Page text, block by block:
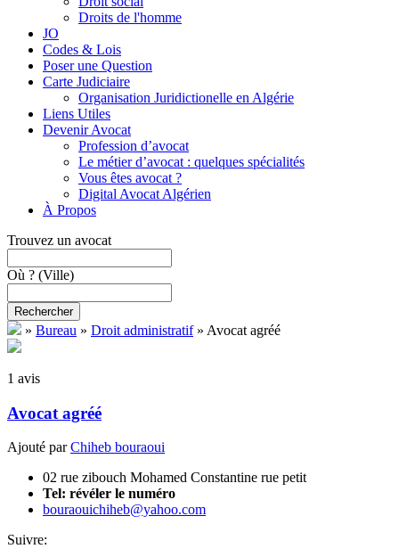
Droits de l'homme
JO
Codes & Lois
Poser une Question
Carte Judiciaire
Organisation Juridictionelle en Algérie
Liens Utiles
Devenir Avocat
Profession d’avocat
Le métier d’avocat : quelques spécialités
Vous êtes avocat ?
Digital Avocat Algérien
À Propos
Trouvez un avocat
Où ? (Ville)
Rechercher
» Bureau » Droit administratif » Avocat agréé
1 avis
Avocat agréé
Ajouté parChiheb bouraoui
02 rue zibouch Mohamed Constantine rue petit
Tel: révéler le numéro
bouraouichiheb@yahoo.com
Suivre: